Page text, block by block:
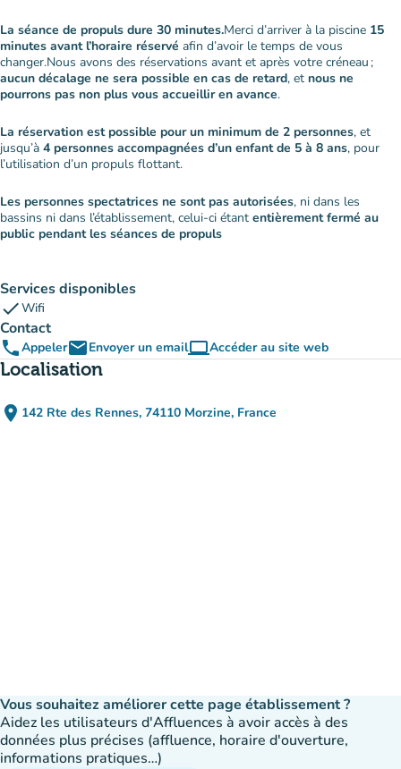
La séance de propuls dure 30 minutes.Merci d’arriver à la piscine 15
minutes avant l’horaire réservé afin d’avoir le temps de vous
changer.Nous avons des réservations avant et après votre créneau ;
aucun décalage ne sera possible en cas de retard, et nous ne
pourrons pas non plus vous accueillir en avance.
La réservation est possible pour un minimum de 2 personnes, et
jusqu’à 4 personnes accompagnées d’un enfant de 5 à 8 ans, pour
l’utilisation d’un propuls flottant.
Les personnes spectatrices ne sont pas autorisées, ni dans les
bassins ni dans l’établissement, celui-ci étant entièrement fermé au
public pendant les séances de propuls
Services disponibles
checkWifi
Contact
phoneAppeleremailEnvoyer un emailcomputerAccéder au site web
(nouvel onglet)
Localisation
place 142 Rte des Rennes, 74110 Morzine, France
(ouvrir dans Google Maps)
(nouvel onglet)
Vous souhaitez améliorer cette page établissement ?
Aidez les utilisateurs d'Affluences à avoir accès à des
données plus précises (affluence, horaire d'ouverture,
informations pratiques…)